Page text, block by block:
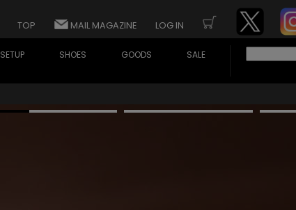
TOP MAIL MAGAZINE LOG IN
SETUP SHOES GOODS SALE